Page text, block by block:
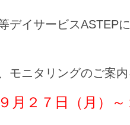
デイサービスASTEP
モニタリングのご案内
９月２７日（月）～